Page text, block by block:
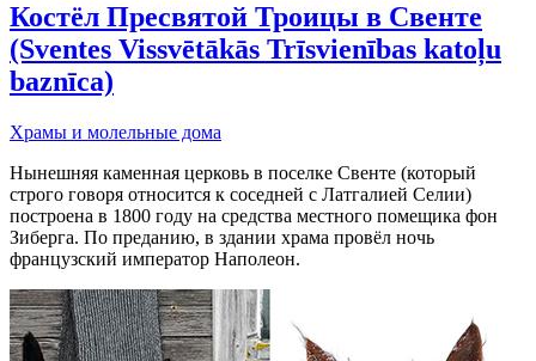
Костёл Пресвятой Троицы в Свенте
(Sventes Vissvētākās Trīsvienības katoļu
baznīca)
Храмы и молельные дома
Нынешняя каменная церковь в поселке Свенте (который
строго говоря относится к соседней с Латгалией Селии)
построена в 1800 году на средства местного помещика фон
Зиберга. По преданию, в здании храма провёл ночь
французский император Наполеон.